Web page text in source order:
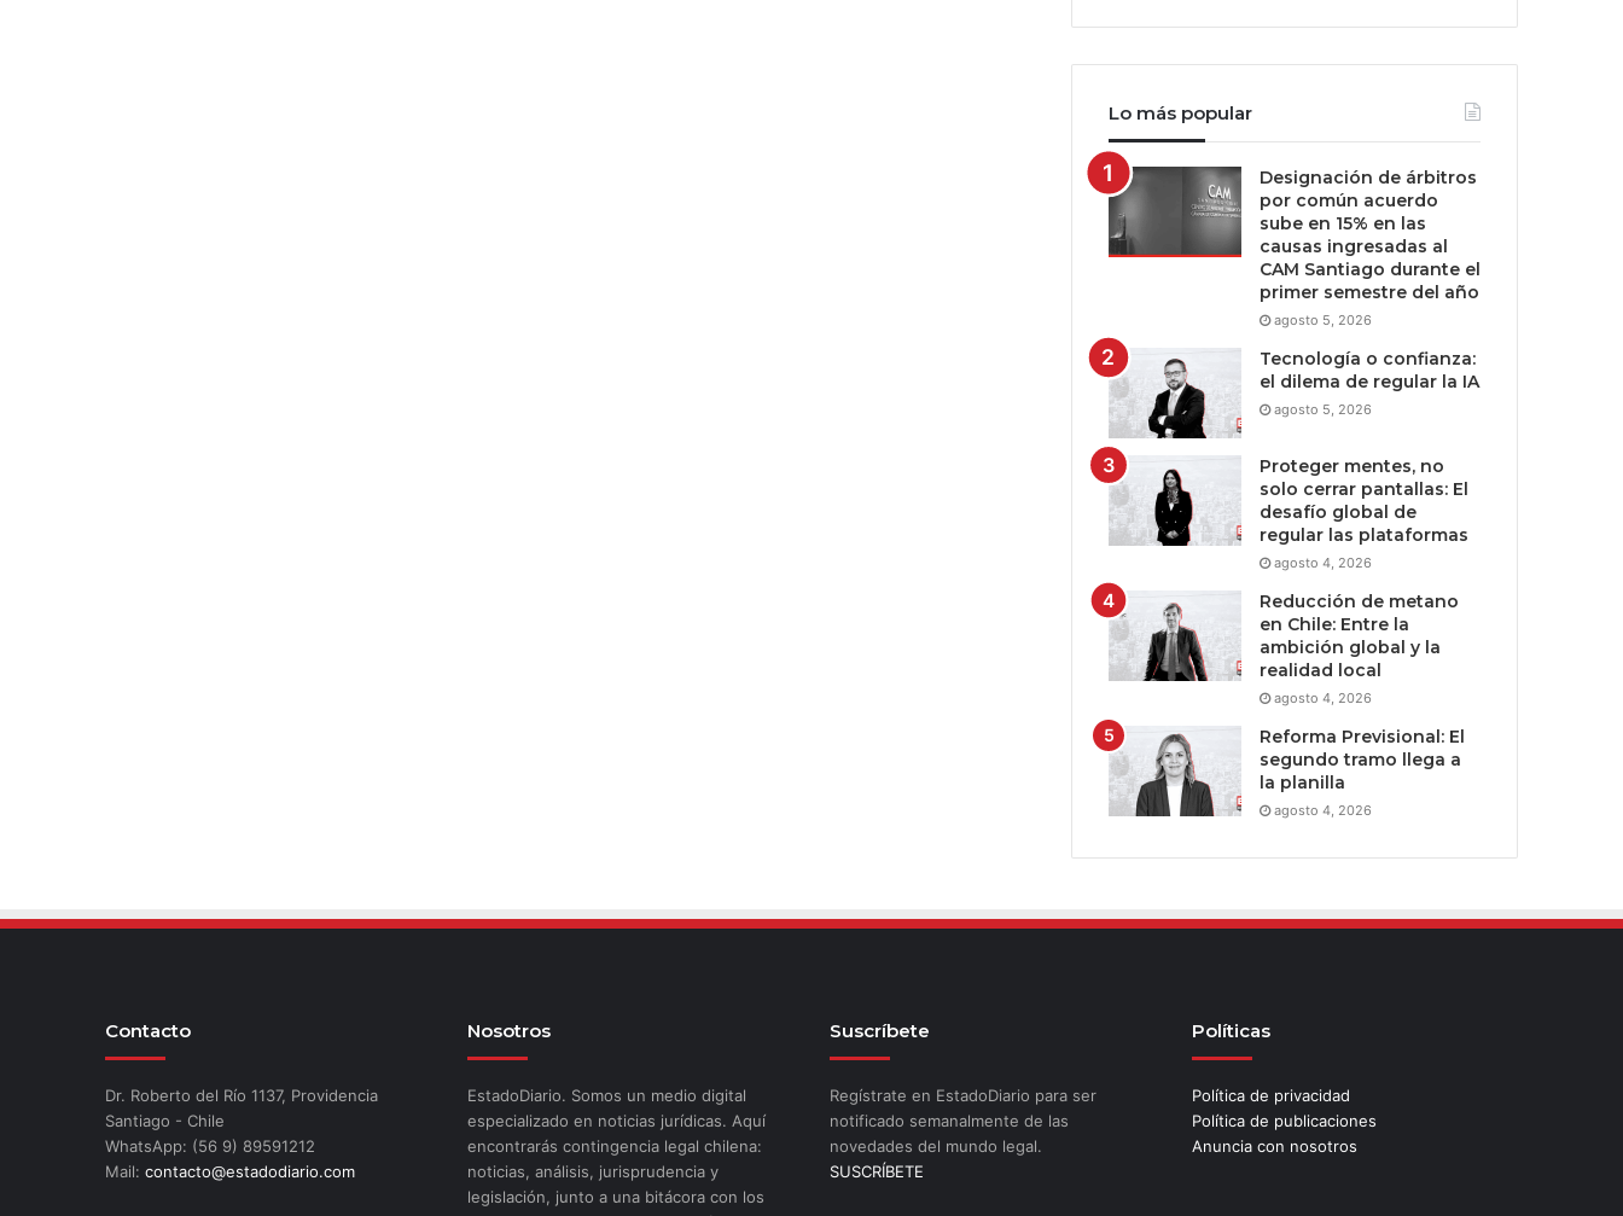
Lo más popular
Designación de árbitros
por común acuerdo
sube en 15% en las
causas ingresadas al
CAM Santiago durante el
primer semestre del año
agosto 5, 2026
Tecnología o confianza:
el dilema de regular la IA
agosto 5, 2026
Proteger mentes, no
solo cerrar pantallas: El
desafío global de
regular las plataformas
agosto 4, 2026
Reducción de metano
en Chile: Entre la
ambición global y la
realidad local
agosto 4, 2026
Reforma Previsional: El
segundo tramo llega a
la planilla
agosto 4, 2026
Contacto
Dr. Roberto del Río 1137, Providencia
Santiago - Chile
WhatsApp: (56 9) 89591212
Mail: contacto@estadodiario.com
Nosotros
EstadoDiario. Somos un medio digital
especializado en noticias jurídicas. Aquí
encontrarás contingencia legal chilena:
noticias, análisis, jurisprudencia y
legislación, junto a una bitácora con los
Suscríbete
Regístrate en EstadoDiario para ser
notificado semanalmente de las
novedades del mundo legal.
SUSCRÍBETE
Políticas
Política de privacidad
Política de publicaciones
Anuncia con nosotros